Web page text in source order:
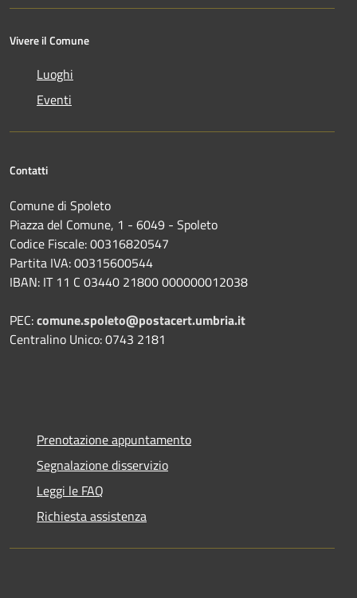
Vivere il Comune
Luoghi
Eventi
Contatti
Comune di Spoleto
Piazza del Comune, 1 - 6049 - Spoleto
Codice Fiscale: 00316820547
Partita IVA: 00315600544
IBAN: IT 11 C 03440 21800 000000012038
PEC:comune.spoleto@postacert.umbria.it
Centralino Unico: 0743 2181
Prenotazione appuntamento
Segnalazione disservizio
Leggi le FAQ
Richiesta assistenza